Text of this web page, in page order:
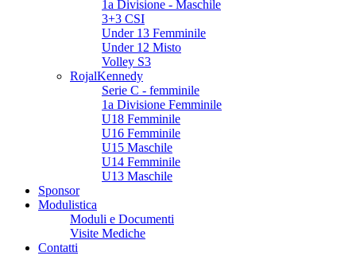
1a Divisione - Maschile
3+3 CSI
Under 13 Femminile
Under 12 Misto
Volley S3
RojalKennedy
Serie C - femminile
1a Divisione Femminile
U18 Femminile
U16 Femminile
U15 Maschile
U14 Femminile
U13 Maschile
Sponsor
Modulistica
Moduli e Documenti
Visite Mediche
Contatti